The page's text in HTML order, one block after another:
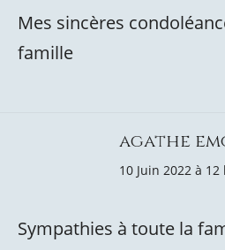
Mes sincères
famille
agathe
10 Juin 2022 à
Sympathies à toute la